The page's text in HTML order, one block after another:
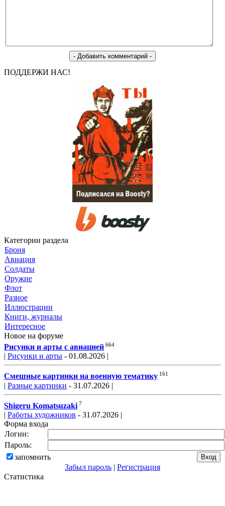
ПОДДЕРЖИ НАС!
Категории раздела
Броня
Авиация
Солдаты
Оружие
Флот
Разное
Иллюстрации
Книги, журналы
Интересное
Новое на форуме
Рисунки и арты с авиацией 664
| Рисунки и арты - 01.08.2026 |
Смешные картинки на военную тематику 161
| Разные картинки - 31.07.2026 |
Shigeru Komatsuzaki 7
| Работы художников - 31.07.2026 |
Форма входа
Логин:
Пароль:
запомнить
Забыл пароль | Регистрация
Статистика